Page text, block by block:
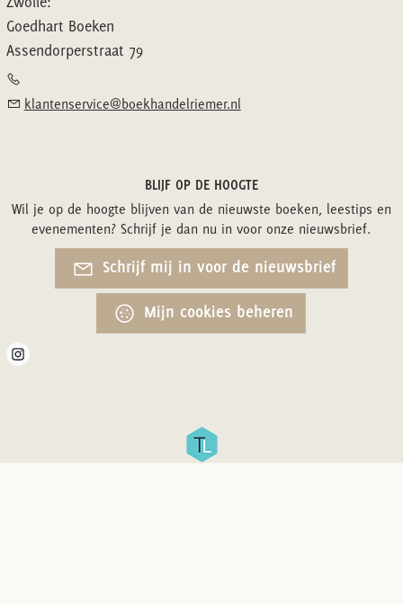
Goedhart Boeken
Assendorperstraat 79
klantenservice@boekhandelriemer.nl
BLIJF OP DE HOOGTE
Wil je op de hoogte blijven van de nieuwste boeken, leestips en
evenementen? Schrijf je dan nu in voor onze nieuwsbrief.
Schrijf mij in voor de nieuwsbrief
Mijn cookies beheren